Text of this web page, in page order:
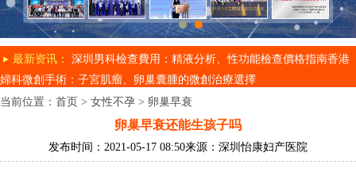
最新资讯： 深圳男科檢查費用：精液分析、性功能檢查價格指南香港
婦科微創手術：子宮肌瘤、卵巢囊腫的微創治療選擇
当前位置： 首页 > 女性不孕 > 卵巢早衰
卵巢早衰还能生孩子吗
发布时间：2021-05-17 08:50来源：深圳怡康妇产医院